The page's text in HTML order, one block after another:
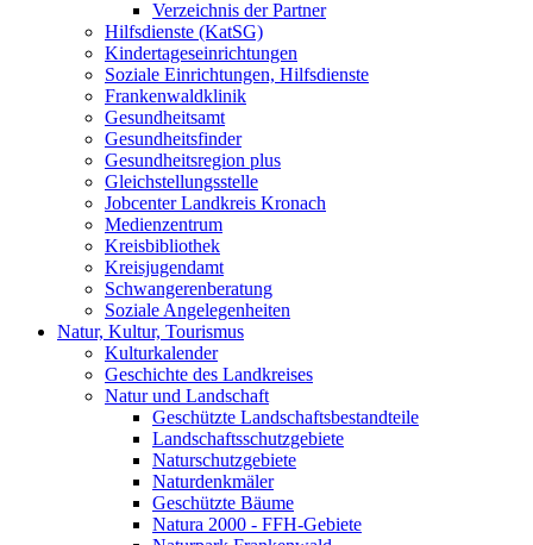
Verzeichnis der Partner
Hilfsdienste (KatSG)
Kindertageseinrichtungen
Soziale Einrichtungen, Hilfsdienste
Frankenwaldklinik
Gesundheitsamt
Gesundheitsfinder
Gesundheitsregion plus
Gleichstellungsstelle
Jobcenter Landkreis Kronach
Medienzentrum
Kreisbibliothek
Kreisjugendamt
Schwangerenberatung
Soziale Angelegenheiten
Natur, Kultur, Tourismus
Kulturkalender
Geschichte des Landkreises
Natur und Landschaft
Geschützte Landschaftsbestandteile
Landschaftsschutzgebiete
Naturschutzgebiete
Naturdenkmäler
Geschützte Bäume
Natura 2000 - FFH-Gebiete